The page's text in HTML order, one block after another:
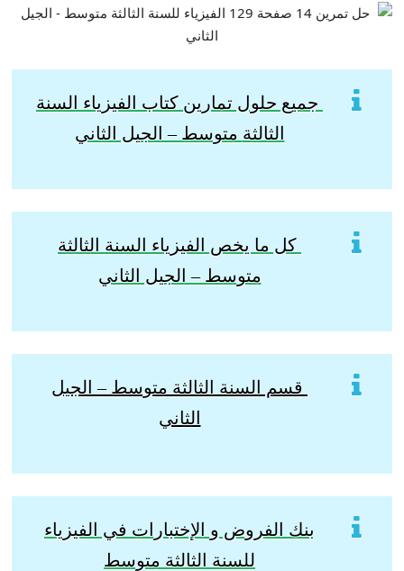
جميع حلول تمارين كتاب الفيزياء السنة
الثالثة متوسط – الجيل الثاني
كل ما يخص الفيزياء السنة الثالثة
متوسط – الجيل الثاني
قسم السنة الثالثة متوسط – الجيل
الثاني
بنك الفروض و الإختبارات في الفيزياء
للسنة الثالثة متوسط